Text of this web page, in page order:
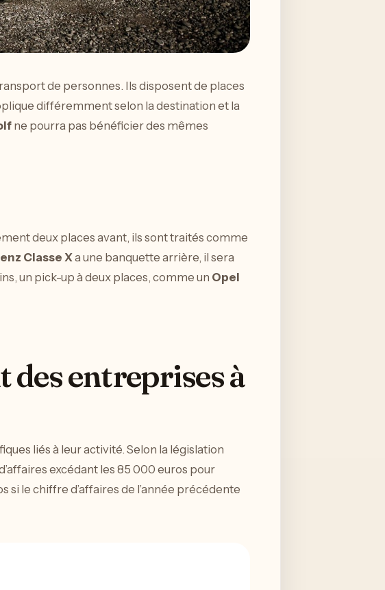
de personnes. Ils disposent de places
différemment selon la destination et la
ne pourra pas bénéficier des mêmes
deux places avant, ils sont traités comme
Classe Xa une banquette arrière, il sera
un pick-up à deux places, comme un Opel
des entreprises à
liés à leur activité. Selon la législation
excédant les 85 000 euros pour
si le chiffre d’affaires de l’année précédente